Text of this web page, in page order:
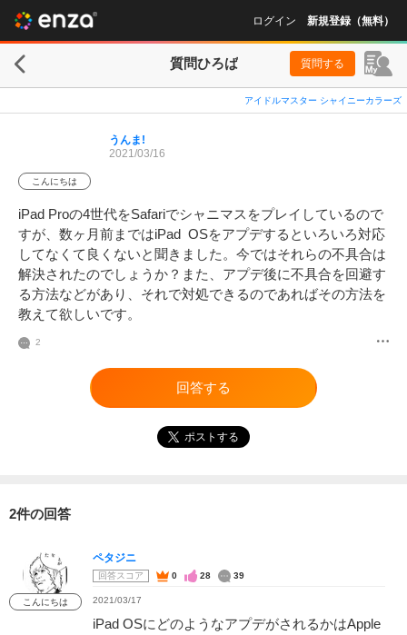
ログイン 新規登録（無料）
質問ひろば 質問する
アイドルマスター シャイニーカラーズ
こんにちは
うんま!
2021/03/16
iPad Proの4世代をSafariでシャニマスをプレイしているので
すが、数ヶ月前まではiPad  OSをアプデするといろいろ対応
してなくて良くないと聞きました。今ではそれらの不具合は
解決されたのでしょうか？また、アプデ後に不具合を回避す
る方法などがあり、それで対処できるのであればその方法を
教えて欲しいです。
2
回答する
ポストする
2件の回答
こんにちは
ペタジニ
回答スコア 0 28 39
2021/03/17
iPad OSにどのようなアプデがされるかはApple